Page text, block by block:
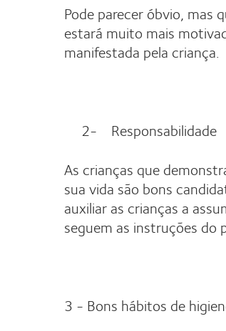
Pode parecer óbvio,
estará muito mais
manifestada pela criança.
2- Responsabilidade
As crianças que
sua vida são bons
auxiliar as crianças a
seguem as instruções do
3 - Bons hábitos de